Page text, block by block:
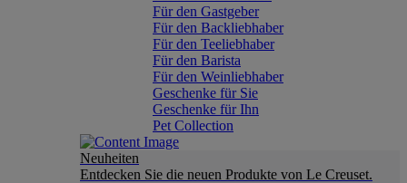
Für den Gastgeber
Für den Backliebhaber
Für den Teeliebhaber
Für den Barista
Für den Weinliebhaber
Geschenke für Sie
Geschenke für Ihn
Pet Collection
Neuheiten
Entdecken Sie die neuen Produkte von Le Creuset.